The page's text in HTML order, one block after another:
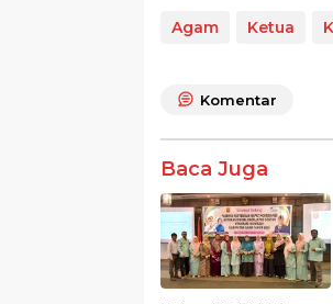
e
o
o
k
ittat
p
Agam Ketua
Komentar
Baca Juga